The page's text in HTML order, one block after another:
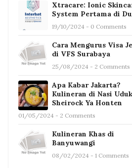
Xtracare: Ionic
System Pertama di
19/10/2024 - 0 Comments
Cara Mengurus Visa
di VFS Surabaya
25/08/2024 - 2 Comments
Apa Kabar Jakarta?
Kulineran di Nasi
Sheirock Ya Honten
01/05/2024 - 2 Comments
Kulineran Khas di
Banyuwangi
08/02/2024 - 1 Comments